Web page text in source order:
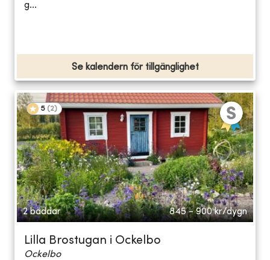
g...
Se kalendern för tillgänglighet
5 (2)
2 bäddar 845 - 900 kr/dygn
Lilla Brostugan i Ockelbo
Ockelbo